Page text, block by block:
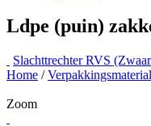
Ldpe (puin)
Slachttrechter RVS
Home /
Zoom